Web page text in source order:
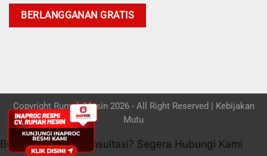
Copyright Rumah Mesin 2026 - All Right Reserved | Kebijakan
Mutu
Butuh bantuan / konsultasi? Segera Hubungi Kami